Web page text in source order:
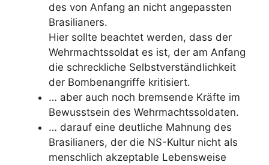
des von Anfang an nicht angepassten
Brasilianers.
Hier sollte beachtet werden, dass der
Wehrmachtssoldat es ist, der am Anfang
die schreckliche Selbstverständlichkeit
der Bombenangriffe kritisiert.
… aber auch noch bremsende Kräfte im
Bewusstsein des Wehrmachtssoldaten.
… darauf eine deutliche Mahnung des
Brasilianers, der die NS-Kultur nicht als
menschlich akzeptable Lebensweise